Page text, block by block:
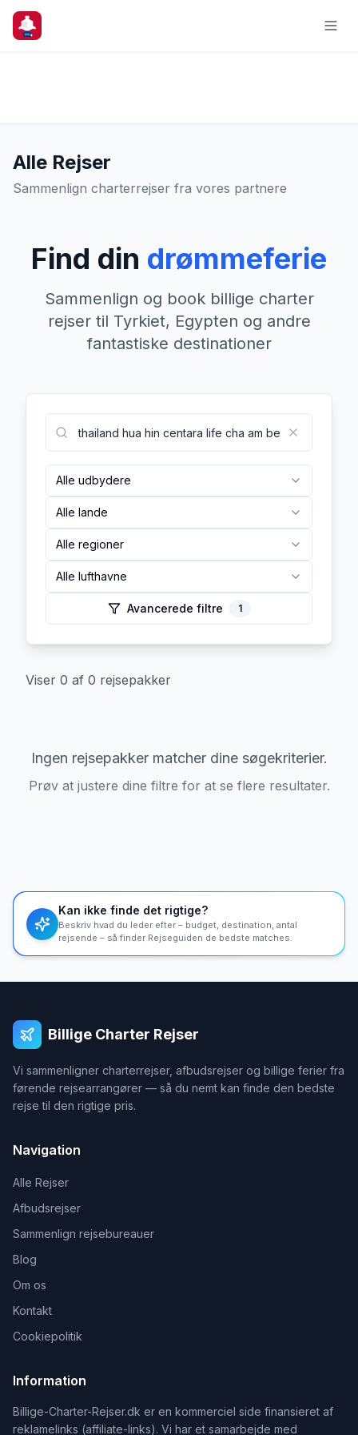
Alle Rejser
Sammenlign charterrejser fra vores partnere
Find din drømmeferie
Sammenlign og book billige charter
rejser til Tyrkiet, Egypten og andre
fantastiske destinationer
Alle udbydere
Alle lande
Alle regioner
Alle lufthavne
Avancerede filtre 1
Viser 0 af 0 rejsepakker
Ingen rejsepakker matcher dine søgekriterier.
Prøv at justere dine filtre for at se flere resultater.
Kan ikke finde det rigtige?
Beskriv hvad du leder efter – budget, destination, antal
rejsende – så finder Rejseguiden de bedste matches.
Billige Charter Rejser
Vi sammenligner charterrejser, afbudsrejser og billige ferier fra
førende rejsearrangører — så du nemt kan finde den bedste
rejse til den rigtige pris.
Navigation
Alle Rejser
Afbudsrejser
Sammenlign rejsebureauer
Blog
Om os
Kontakt
Cookiepolitik
Information
Billige-Charter-Rejser.dk er en kommerciel side finansieret af
reklamelinks (affiliate-links). Vi har et samarbejde med